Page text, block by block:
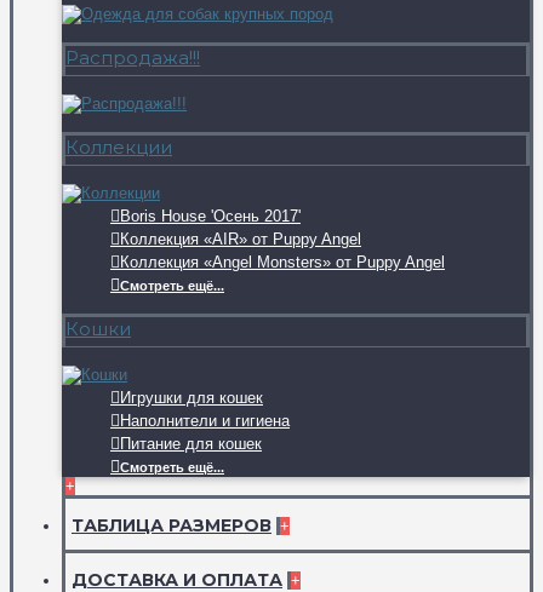
Распродажа!!!
Коллекции
Boris House 'Осень 2017'
Коллекция «AIR» от Puppy Angel
Коллекция «Angel Monsters» от Puppy Angel
Смотреть ещё...
Кошки
Игрушки для кошек
Наполнители и гигиена
Питание для кошек
Смотреть ещё...
+
ТАБЛИЦА РАЗМЕРОВ +
ДОСТАВКА И ОПЛАТА +